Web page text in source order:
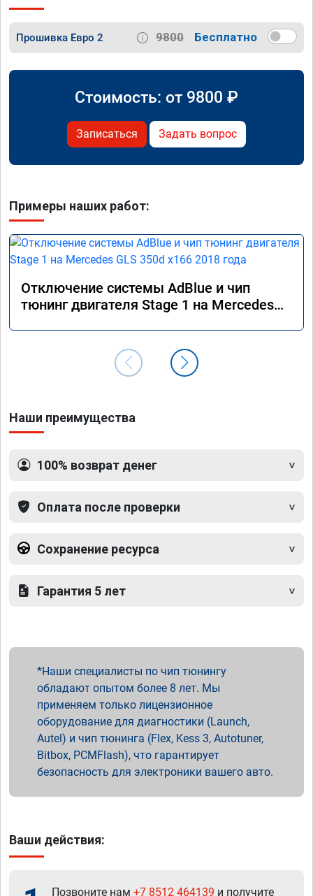
Прошивка Евро 2 9800 Бесплатно
Стоимость: от 9800 ₽
Записаться Задать вопрос
Примеры наших работ:
Отключение системы AdBlue и чип
тюнинг двигателя Stage 1 на Mercedes
Наши преимущества
100% возврат денег
Оплата после проверки
Сохранение ресурса
Гарантия 5 лет
Наши специалисты по чип тюнингу
обладают опытом более 8 лет. Мы
применяем только лицензионное
оборудование для диагностики (Launch,
Autel) и чип тюнинга (Flex, Kess 3, Autotuner,
Bitbox, PCMFlash), что гарантирует
безопасность для электроники вашего авто.
Ваши действия:
Позвоните нам +7 8512 464139 и получите